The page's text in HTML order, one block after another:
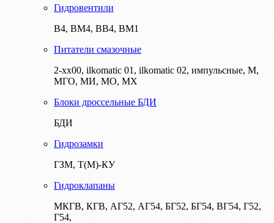
Гидровентили
В4, ВМ4, ВВ4, ВМ1
Питатели смазочные
2-хх00, ilkomatic 01, ilkomatic 02, импульсные, М,
МГО, МИ, МО, МХ
Блоки дроссельные БДИ
БДИ
Гидрозамки
ГЗМ, Т(М)-КУ
Гидроклапаны
МКГВ, КГВ, АГ52, АГ54, БГ52, БГ54, ВГ54, Г52,
Г54,